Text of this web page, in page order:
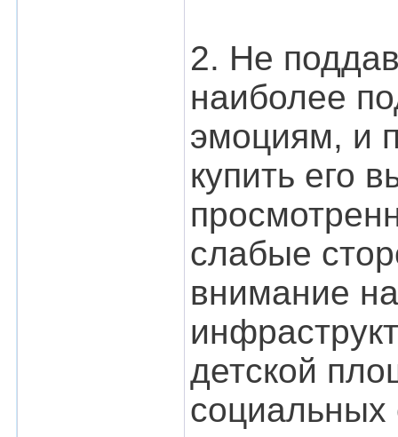
2. Не
наиболее
эмоциям, и
купить его
слабые
внимание
детской
социальных